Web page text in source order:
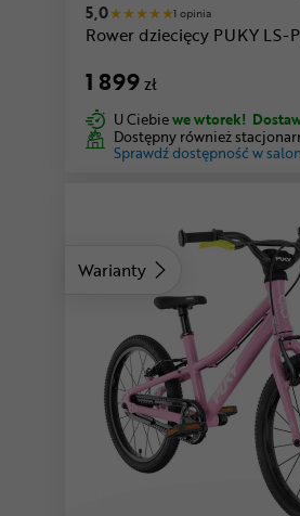
5,0 1 opinia
Rower dziecięcy PUKY LS-
1 899zł
U Ciebiewe wtorek!
Dostępny również
Sprawdź dostępność w
Warianty